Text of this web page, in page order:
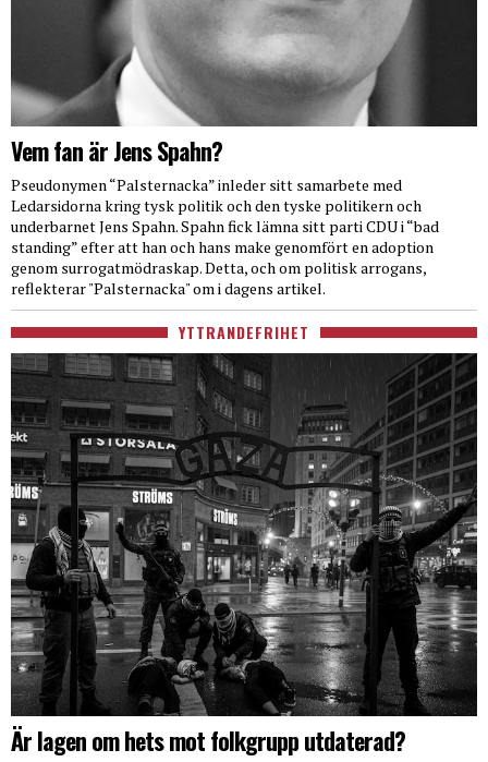
Vem fan är Jens Spahn?
Pseudonymen “Palsternacka” inleder sitt samarbete med
Ledarsidorna kring tysk politik och den tyske politikern och
underbarnet Jens Spahn. Spahn fick lämna sitt parti CDU i “bad
standing” efter att han och hans make genomfört en adoption
genom surrogatmödraskap. Detta, och om politisk arrogans,
reflekterar "Palsternacka" om i dagens artikel.
YTTRANDEFRIHET
Är lagen om hets mot folkgrupp utdaterad?